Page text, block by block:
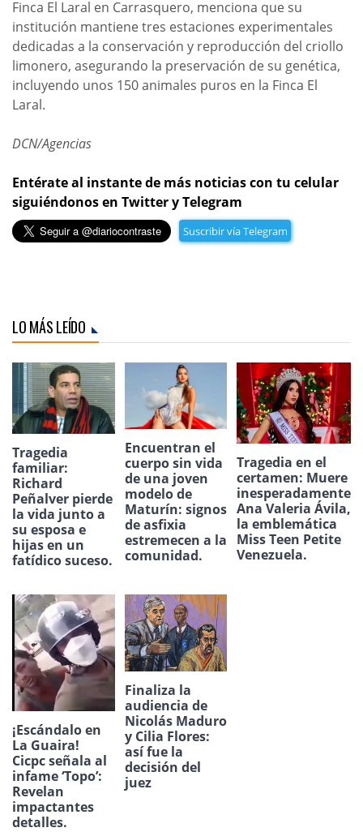
Finca El Laral en Carrasquero, menciona que su
institución mantiene tres estaciones experimentales
dedicadas a la conservación y reproducción del criollo
limonero, asegurando la preservación de su genética,
incluyendo unos 150 animales puros en la Finca El
Laral.
DCN/Agencias
Entérate al instante de más noticias con tu celular
siguiéndonos en Twitter y Telegram
Suscribir vía Telegram
LO MÁS LEÍDO
Tragedia
familiar:
Richard
Peñalver pierde
la vida junto a
su esposa e
hijas en un
fatídico suceso.
Encuentran el
cuerpo sin vida
de una joven
modelo de
Maturín: signos
de asfixia
estremecen a la
comunidad.
Tragedia en el
certamen: Muere
inesperadamente
Ana Valeria Ávila,
la emblemática
Miss Teen Petite
Venezuela.
¡Escándalo en
La Guaira!
Cicpc señala al
infame ‘Topo’:
Revelan
impactantes
detalles.
Finaliza la
audiencia de
Nicolás Maduro
y Cilia Flores:
así fue la
decisión del
juez